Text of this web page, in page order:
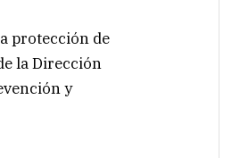
protección de
la Dirección
y